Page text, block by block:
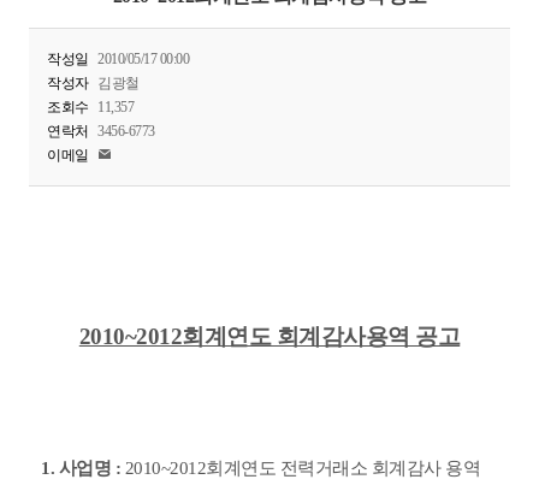
작성일
2010/05/17 00:00
작성자
김광철
조회수
11,357
연락처
3456-6773
이메일
2010~2012회계연도 회계감사용역 공고
1. 사업명 : 2010~2012회계연도 전력거래소 회계감사 용역